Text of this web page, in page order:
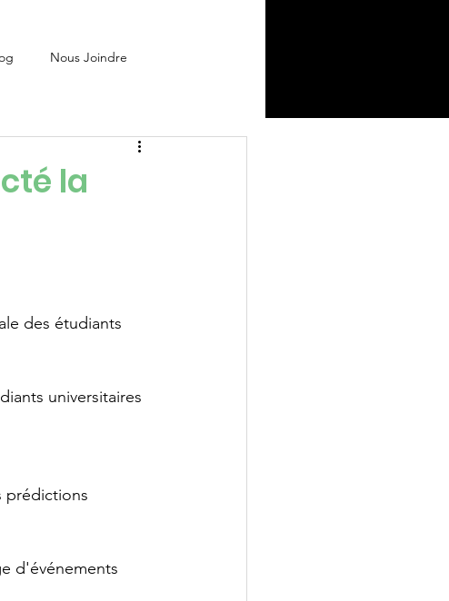
Nous Joindre
la
des étudiants
universitaires
prédictions
d'événements